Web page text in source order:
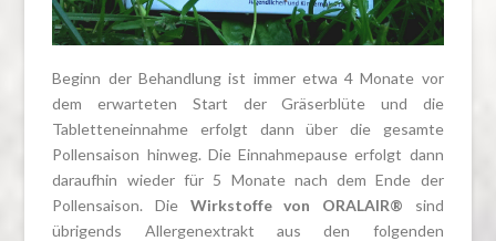
Beginn der Behandlung ist immer etwa 4 Monate vor
dem erwarteten Start der Gräserblüte und die
Tabletteneinnahme erfolgt dann über die gesamte
Pollensaison hinweg. Die Einnahmepause erfolgt dann
daraufhin wieder für 5 Monate nach dem Ende der
Pollensaison. Die Wirkstoffe von ORALAIR® sind
übrigends Allergenextrakt aus den folgenden